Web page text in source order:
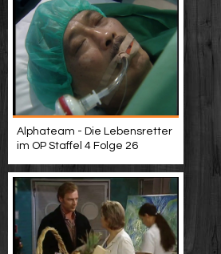
Alphateam - Die Lebensretter
im OP Staffel 4 Folge 26